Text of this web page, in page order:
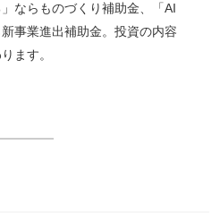
ならものづくり補助金、「AI
事業進出補助金。投資の内容
ます。